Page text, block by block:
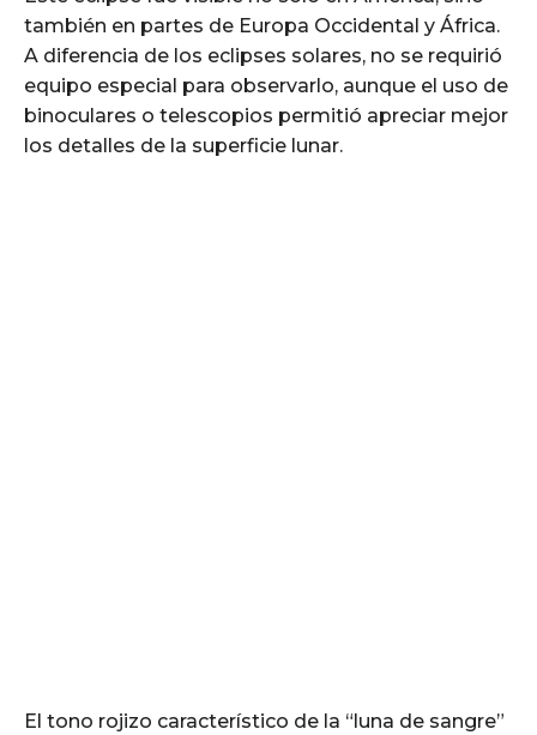
también en partes de Europa Occidental y África.
A diferencia de los eclipses solares, no se requirió
equipo especial para observarlo, aunque el uso de
binoculares o telescopios permitió apreciar mejor
los detalles de la superficie lunar.
El tono rojizo característico de la “luna de sangre”